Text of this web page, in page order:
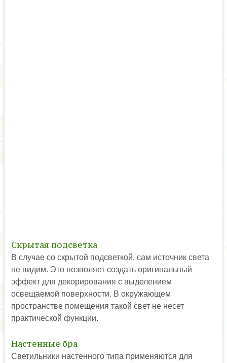
Скрытая подсветка
В случае со скрытой подсветкой, сам источник света
не видим. Это позволяет создать оригинальный
эффект для декорирования с выделением
освещаемой поверхности. В окружающем
пространстве помещения такой свет не несет
практической функции.
Настенные бра
Светильники настенного типа применяются для